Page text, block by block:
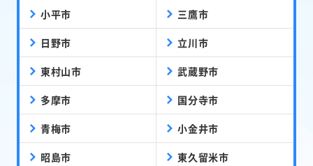
小平市 三鷹市
日野市 立川市
東村山市 武蔵野市
多摩市 国分寺市
青梅市 小金井市
昭島市 東久留米市